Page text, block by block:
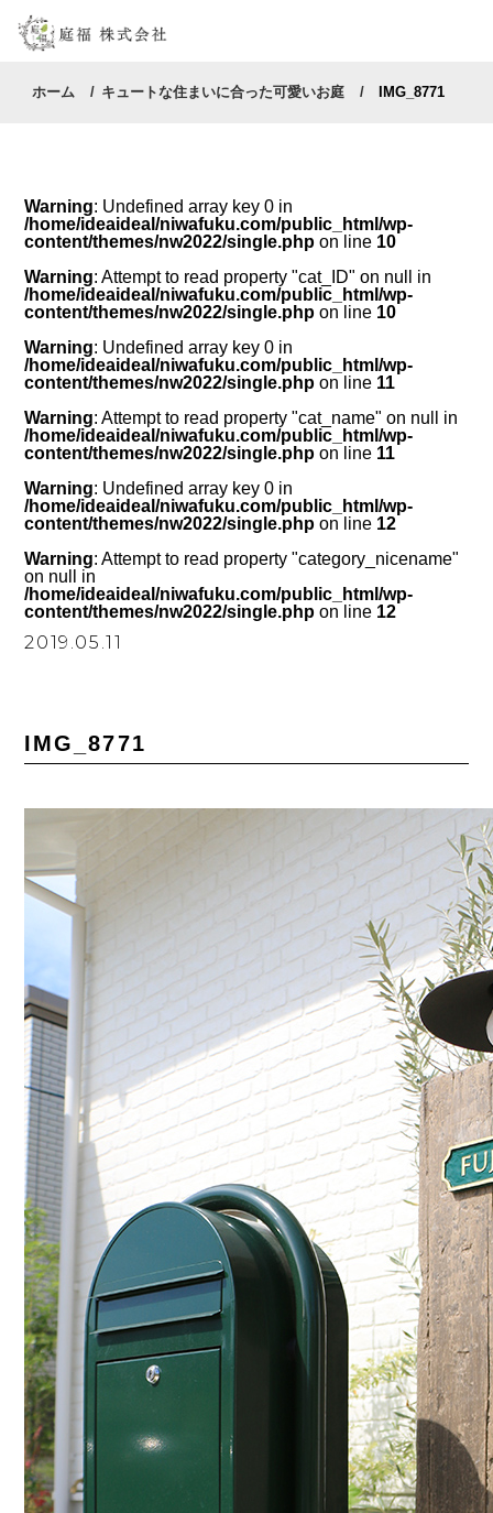
ホーム キュートな住まいに合った可愛いお庭 IMG_8771
Warning: Undefined array key 0 in
/home/ideaideal/niwafuku.com/public_html/wp-
content/themes/nw2022/single.php on line 10
Warning: Attempt to read property "cat_ID" on null in
/home/ideaideal/niwafuku.com/public_html/wp-
content/themes/nw2022/single.php on line 10
Warning: Undefined array key 0 in
/home/ideaideal/niwafuku.com/public_html/wp-
content/themes/nw2022/single.php on line 11
Warning: Attempt to read property "cat_name" on null in
/home/ideaideal/niwafuku.com/public_html/wp-
content/themes/nw2022/single.php on line 11
Warning: Undefined array key 0 in
/home/ideaideal/niwafuku.com/public_html/wp-
content/themes/nw2022/single.php on line 12
Warning: Attempt to read property "category_nicename"
on null in
/home/ideaideal/niwafuku.com/public_html/wp-
content/themes/nw2022/single.php on line 12
2019.05.11
IMG_8771